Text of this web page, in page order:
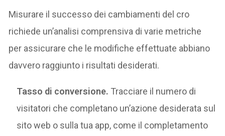
Misurare il successo dei cambiamenti del cro
richiede un’analisi comprensiva di varie metriche
per assicurare che le modifiche effettuate abbiano
davvero raggiunto i risultati desiderati.
Tasso di conversione. Tracciare il numero di
visitatori che completano un’azione desiderata sul
sito web o sulla tua app, come il completamento